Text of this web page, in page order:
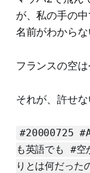
が、私の手の
名前がわからな
フランスの空は
それが、許せな
#20000725
も英語でも #
りとは何だっ